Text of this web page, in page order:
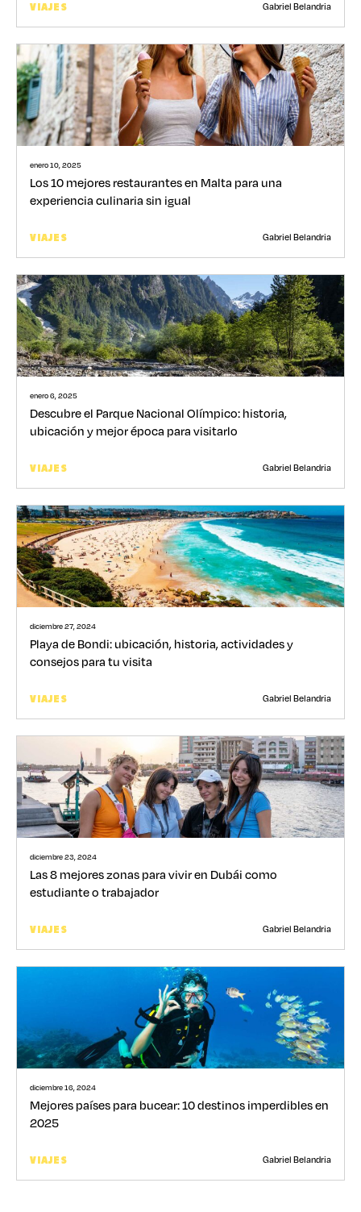
VIAJES Gabriel Belandria
enero 10, 2025
Los 10 mejores restaurantes en Malta para una
experiencia culinaria sin igual
VIAJES Gabriel Belandria
enero 6, 2025
Descubre el Parque Nacional Olímpico: historia,
ubicación y mejor época para visitarlo
VIAJES Gabriel Belandria
diciembre 27, 2024
Playa de Bondi: ubicación, historia, actividades y
consejos para tu visita
VIAJES Gabriel Belandria
diciembre 23, 2024
Las 8 mejores zonas para vivir en Dubái como
estudiante o trabajador
VIAJES Gabriel Belandria
diciembre 16, 2024
Mejores países para bucear: 10 destinos imperdibles en
2025
VIAJES Gabriel Belandria